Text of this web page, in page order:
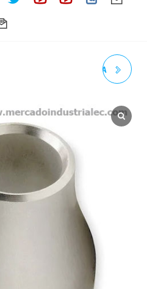
REDUCCIÓN CONCÉNTRICA
1/2" SCH. CÉDULA 40 GRADO